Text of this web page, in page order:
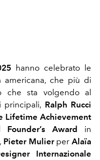
hanno celebrato le
che più di
che sta volgendo al
principali, Ralph Rucci
Lifetime Achievement
Founder’s Award in
, Pieter MulierperAlaïa
Internazionale